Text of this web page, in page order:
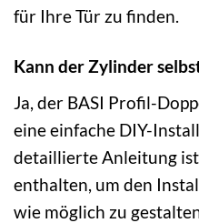
für Ihre Tür zu finden.
Kann der Zylinder
Ja, der BASI Profil-
eine einfache DIY-
detaillierte Anleitung
enthalten, um den
wie möglich zu